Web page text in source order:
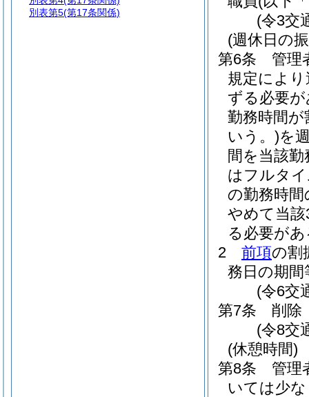
(令3交
(週休日の
第6条
管理
規定によ
ずる必要
勤務時間
いう。)を
間を当該
はフルタ
の勤務時
やめて当
る必要が
2
前項の割
務日の期
(令6交
第7条
削除
(令8交
(休憩時間)
第8条
管理
いては少
別表第5(第17条関係)